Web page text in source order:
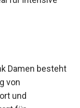
und
Damen